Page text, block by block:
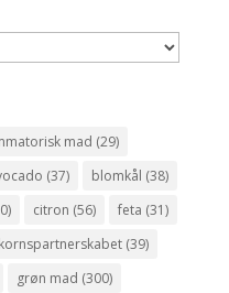
mad (29)
(37) blomkål (38)
citron (56) feta (31)
(39)
grøn mad (300)